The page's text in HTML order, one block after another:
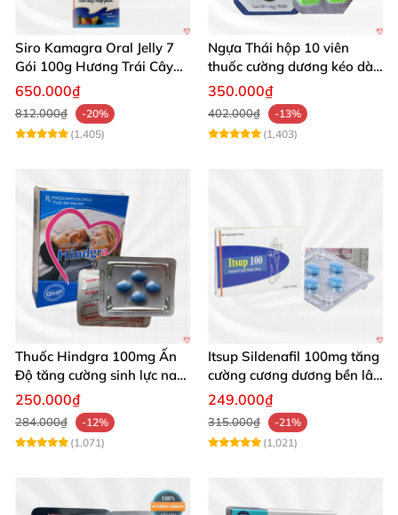
Siro Kamagra Oral Jelly 7
Gói 100g Hương Trái Cây
Tăng Cường Sinh Lý Nam
650.000₫
812.000₫
-20%
(1,405)
Ngựa Thái hộp 10 viên
thuốc cường dương kéo dài
cực mạnh
350.000₫
402.000₫
-13%
(1,403)
Thuốc Hindgra 100mg Ấn
Độ tăng cường sinh lực nam
chống xuất tinh sớm
250.000₫
284.000₫
-12%
(1,071)
Itsup Sildenafil 100mg tăng
cường cương dương bền lâu
nam
249.000₫
315.000₫
-21%
(1,021)